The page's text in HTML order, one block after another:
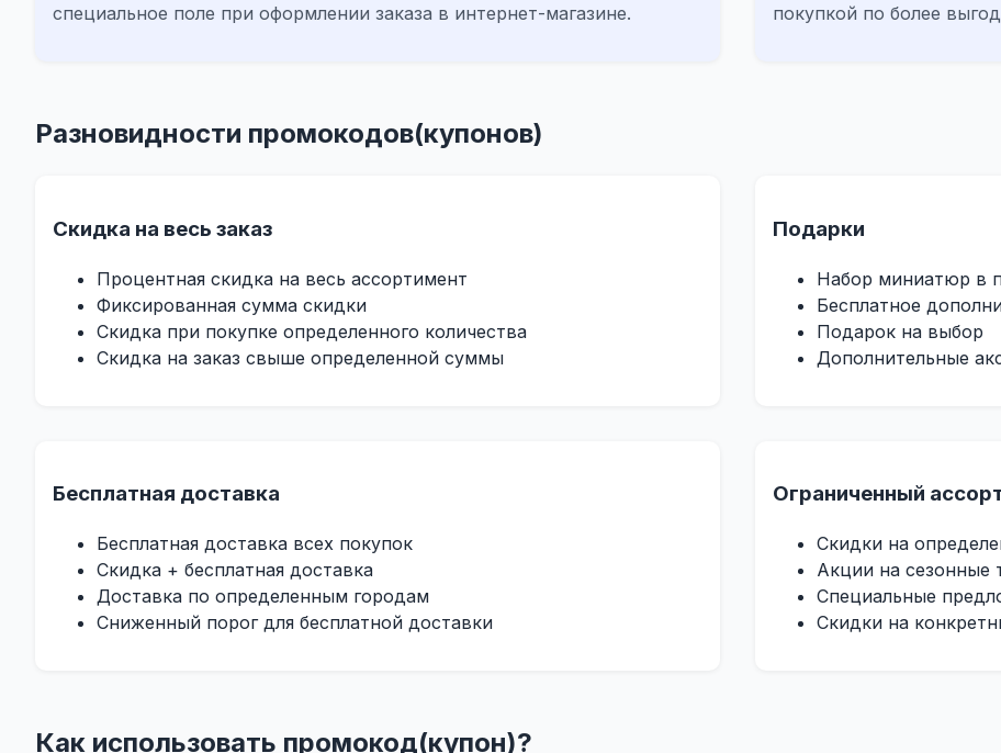
специальное поле при оформлении заказа в интернет-магазине.
покупкой по более
Разновидности промокодов(купонов)
Скидка на весь заказ
Процентная скидка на весь ассортимент
Фиксированная сумма скидки
Скидка при покупке определенного количества
Скидка на заказ свыше определенной суммы
Подарки
Набор миниатюр в
Бесплатное
Подарок на выбор
Дополнительные
Бесплатная доставка
Бесплатная доставка всех покупок
Скидка + бесплатная доставка
Доставка по определенным городам
Сниженный порог для бесплатной доставки
Ограниченный
Скидки на
Акции на сезонные
Специальные
Скидки на
Как использовать промокод(купон)?